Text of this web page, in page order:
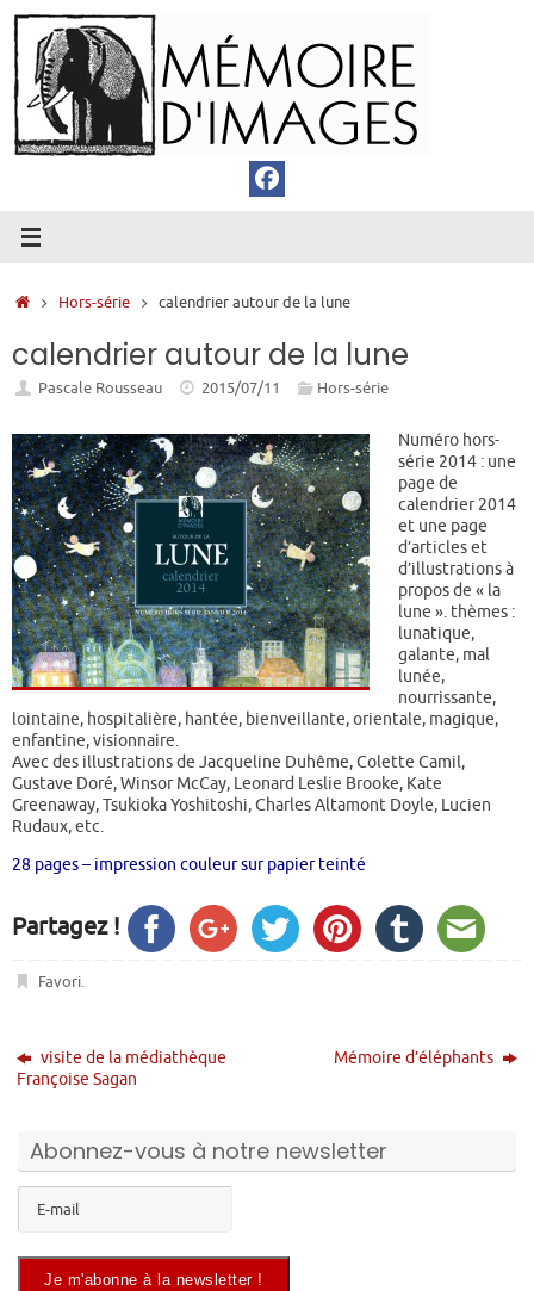
Passer
au
contenu
Accueil
Hors-série calendrier autour de la lune
calendrier autour de la lune
Pascale Rousseau 2015/07/11 Hors-série
Numéro hors-
série 2014 : une
page de
calendrier 2014
et une page
d’articles et
d’illustrations à
propos de « la
lune ». thèmes :
lunatique,
galante, mal
lunée,
nourrissante,
lointaine, hospitalière, hantée, bienveillante, orientale, magique,
enfantine, visionnaire.
Avec des illustrations de Jacqueline Duhême, Colette Camil,
Gustave Doré, Winsor McCay, Leonard Leslie Brooke, Kate
Greenaway, Tsukioka Yoshitoshi, Charles Altamont Doyle, Lucien
Rudaux, etc.
28 pages – impression couleur sur papier teinté
Partagez !
Favori.
visite de la médiathèque
Françoise Sagan
Mémoire d’éléphants
Abonnez-vous à notre newsletter